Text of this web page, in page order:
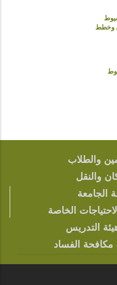
وخطط
FOOTER
والطلاب
والنقل
الجامعة
الخاصة
التدريس
مكافحة الفساد